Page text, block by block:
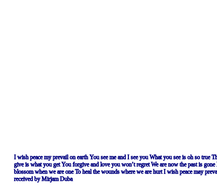
I wish peace my prevail on earth You see me and I see you What you see is oh so true
give is what you get You forgive and love you won’t regret We are now the past is gone
blossom when we are one To heal the wounds where we are hurt I wish peace may
received by Mirjam Duba